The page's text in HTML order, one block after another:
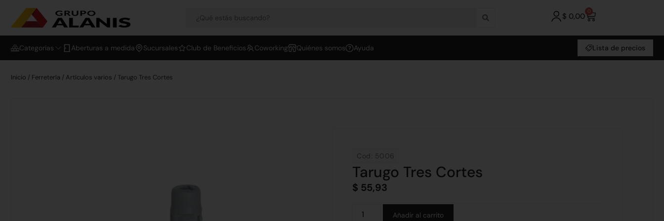
$ 0,00 0
Categorías Aberturas a medida Sucursales Club de Beneficios Coworking Quiénes somos Ayuda Lista de precios
Inicio / Ferretería / Artículos varios / Tarugo Tres Cortes
Cod: 5006
Tarugo Tres Cortes
$ 55,93
Añadir al carrito